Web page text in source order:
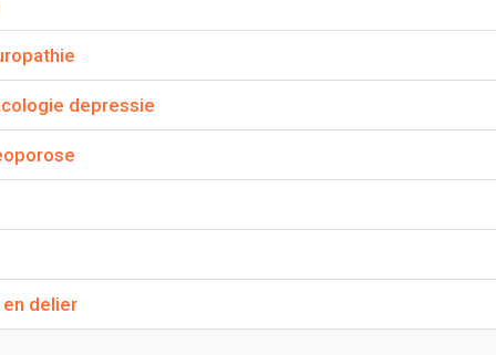
accidenten?
in de hersenen aantasten. Er zijn twee hoofdgroepen:
beroertes
bij iemand met een CVA?
voetzoolreflex?
stimulans langs de buitenzijde van de voetzool te laten
depressie
delier